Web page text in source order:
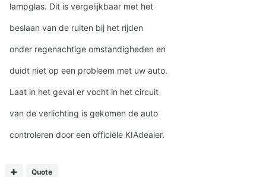
lampglas. Dit is vergelijkbaar met het
beslaan van de ruiten bij het rijden
onder regenachtige omstandigheden en
duidt niet op een probleem met uw auto.
Laat in het geval er vocht in het circuit
van de verlichting is gekomen de auto
controleren door een officiële KIAdealer.
Quote